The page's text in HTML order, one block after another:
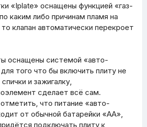
«Iplate» оснащены функцией «газ-
каким либо причинам пламя на
то клапан автоматически перекроет
оснащены системой «авто-
того что бы включить плиту не
и зажигалку,
сделает всё сам.
что питание «авто-
от обычной батарейки «АА»,
подключать плиту к